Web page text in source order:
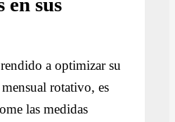
en sus
a optimizar su
rotativo, es
las medidas